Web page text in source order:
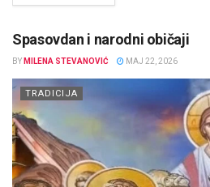
Spasovdan i narodni običaji
BY MILENA STEVANOVIĆ MAJ 22, 2026
TRADICIJA